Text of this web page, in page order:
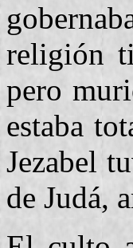
religión
pero
estaba
Jezabel
de Judá,